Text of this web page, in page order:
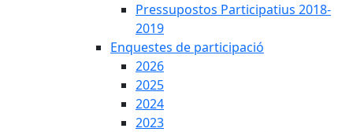
Pressupostos Participatius 2018-
2019
Enquestes de participació
2026
2025
2024
2023